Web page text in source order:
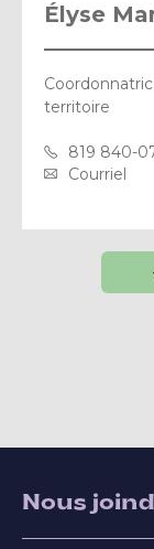
Élyse
territoire
819 840-
Courriel
Nous